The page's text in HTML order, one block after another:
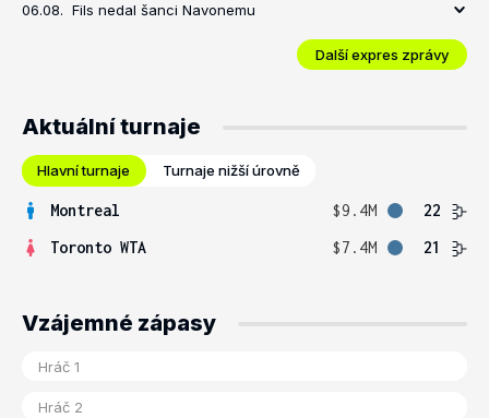
06.08. Fils nedal šanci Navonemu
Další expres zprávy
Aktuální turnaje
Hlavní turnaje Turnaje nižší úrovně
Montreal $9.4M
22
Toronto WTA
$7.4M 21
Vzájemné zápasy